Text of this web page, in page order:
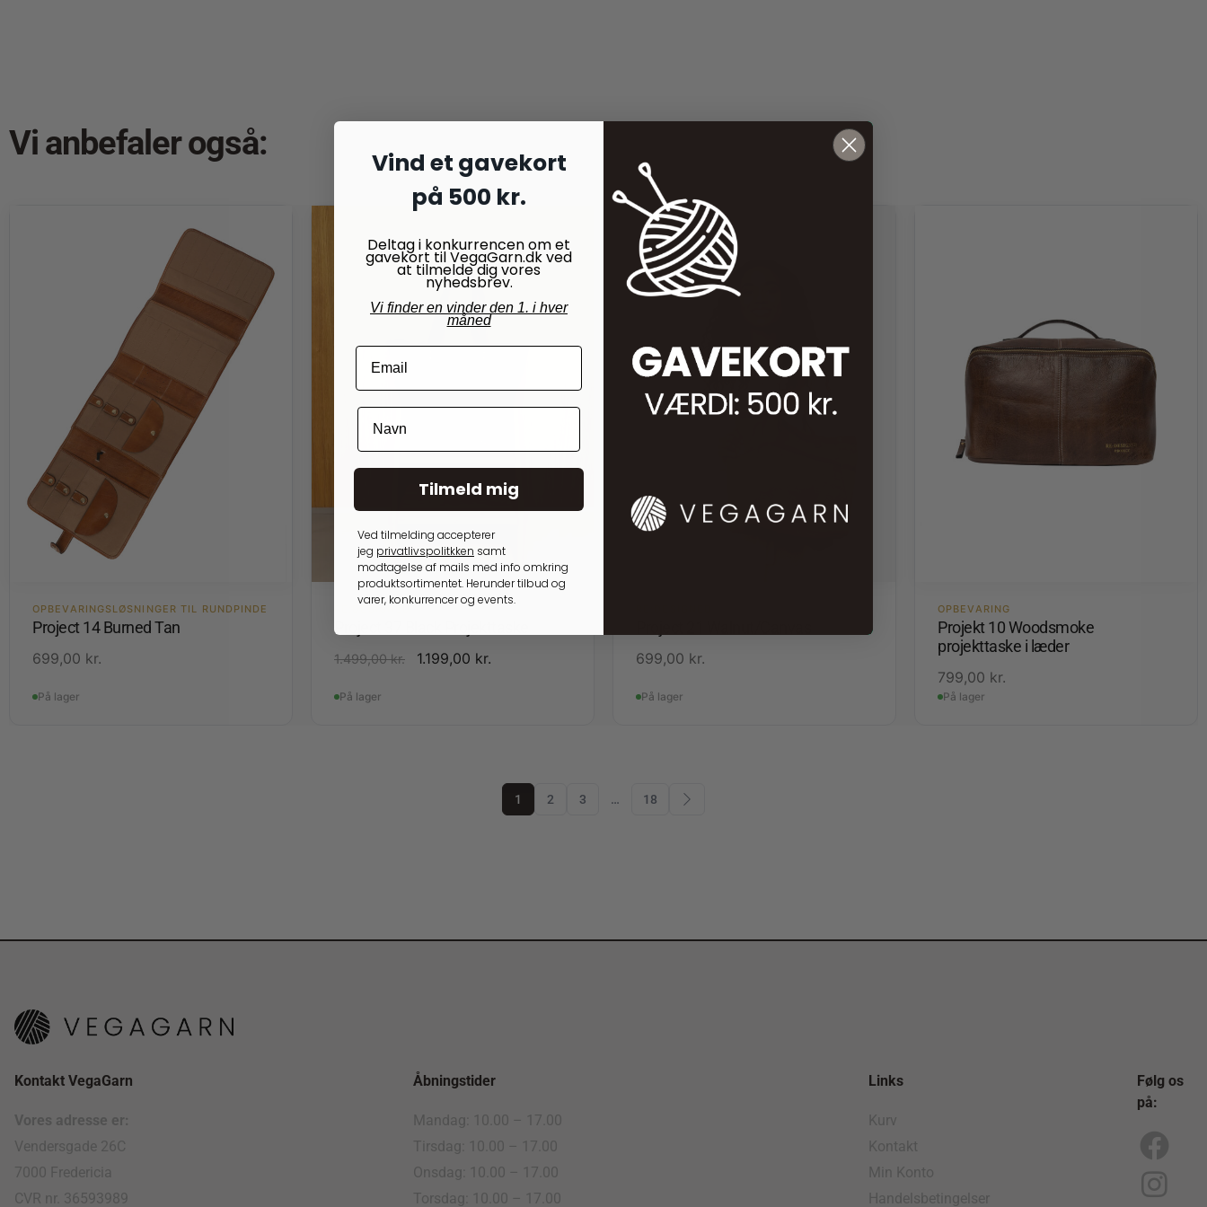
Vi anbefaler også:
OPBEVARINGSLØSNINGER TIL RUNDPINDE
Project 14 Burned Tan
699,00 kr.
På lager
RE:DESIGNED
Project 37 Black Projekttaske
1.499,00kr. 1.199,00 kr.
På lager
699,00 kr.
På lager
OPBEVARING
Projekt 10 Woodsmoke
projekttaske i læder
799,00 kr.
På lager
1 2 3 … 18
Kontakt VegaGarn
Vores adresse er:
Vendersgade 26C
7000 Fredericia
CVR nr. 36593989
Åbningstider
Mandag: 10.00 – 17.00
Tirsdag: 10.00 – 17.00
Onsdag: 10.00 – 17.00
Torsdag: 10.00 – 17.00
Links
Kurv
Kontakt
Min Konto
Handelsbetingelser
Følg os
på:
F
a
I
n
Vind et gavekort
på 500 kr.
Deltag i konkurrencen om et
gavekort til VegaGarn.dk ved
at tilmelde dig vores
nyhedsbrev.
Vi finder en vinder den 1. i hver
måned
Tilmeld mig
Ved tilmelding accepterer
jeg privatlivspolitkken samt
modtagelse af mails med info omkring
produktsortimentet. Herunder tilbud og
varer, konkurrencer og events.